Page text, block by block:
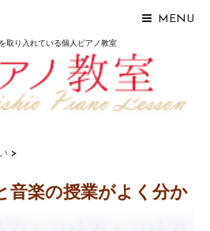
MENU
取り入れている個人ピアノ教室
>
音楽の授業がよく分か